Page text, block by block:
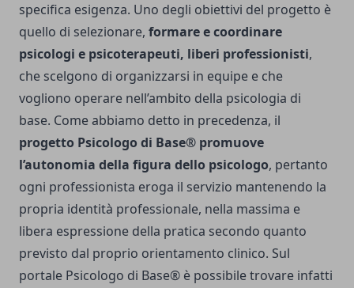
specifica esigenza. Uno degli obiettivi del progetto è
quello di selezionare, formare e coordinare
psicologi e psicoterapeuti, liberi professionisti,
che scelgono di organizzarsi in equipe e che
vogliono operare nell’ambito della psicologia di
base. Come abbiamo detto in precedenza, il
progetto Psicologo di Base® promuove
l’autonomia della figura dello psicologo, pertanto
ogni professionista eroga il servizio mantenendo la
propria identità professionale, nella massima e
libera espressione della pratica secondo quanto
previsto dal proprio orientamento clinico. Sul
portale Psicologo di Base® è possibile trovare infatti